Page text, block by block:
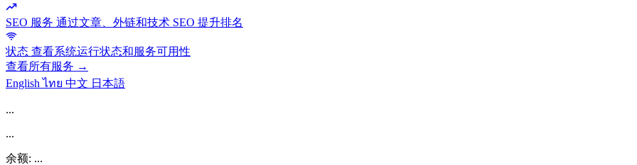
SEO 服务 通过文章、外链和技术 SEO 提升排名
状态 查看系统运行状态和服务可用性
查看所有服务 →
Englishไทย 中文 日本語
...
...
余额: ...